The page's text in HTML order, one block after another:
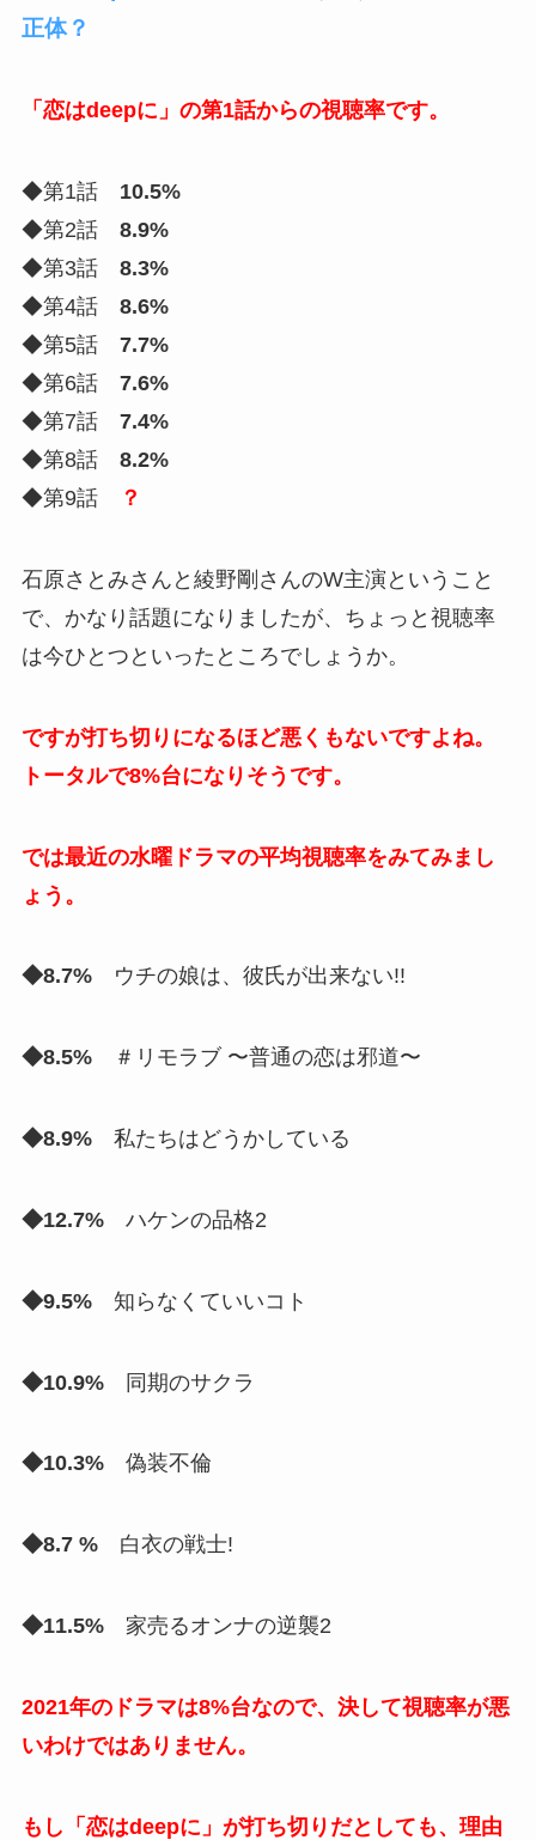
正体？
「恋はdeepに」の第1話からの視聴率です。
◆第1話 10.5%
◆第2話 8.9%
◆第3話 8.3%
◆第4話 8.6%
◆第5話 7.7%
◆第6話 7.6%
◆第7話 7.4%
◆第8話 8.2%
◆第9話
？
石原さとみさんと綾野剛さんのW主演ということ
で、かなり話題になりましたが、ちょっと視聴率
は今ひとつといったところでしょうか。
ですが打ち切りになるほど悪くもないですよね。
トータルで8%台になりそうです。
では最近の水曜ドラマの平均視聴率をみてみまし
ょう。
◆8.7% ウチの娘は、彼氏が出来ない!!
◆8.5%＃リモラブ 〜普通の恋は邪道〜
◆8.9%私たちはどうかしている
◆12.7%ハケンの品格2
◆9.5%知らなくていいコト
◆10.9%同期のサクラ
◆10.3%偽装不倫
◆8.7 %白衣の戦士!
◆11.5% 家売るオンナの逆襲2
2021年のドラマは8%台なので、決して視聴率が悪
いわけではありません。
もし「恋はdeepに」が打ち切りだとしても、理由